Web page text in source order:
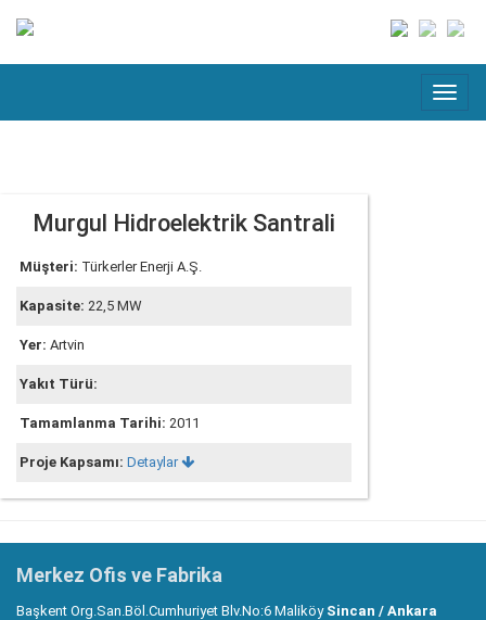
Murgul Hidroelektrik Santrali
Müşteri: Türkerler Enerji A.Ş.
Kapasite: 22,5 MW
Yer: Artvin
Yakıt Türü:
Tamamlanma Tarihi: 2011
Proje Kapsamı: Detaylar
Merkez Ofis ve Fabrika
Başkent Org.San.Böl.Cumhuriyet Blv.No:6 Maliköy Sincan / Ankara